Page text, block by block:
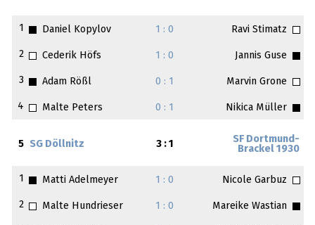
1 Daniel Kopylov 1 : 0 Ravi Stimatz
2 Cederik Höfs 1 : 0 Jannis Guse
3 Adam Rößl 0 : 1 Marvin Grone
4 Malte Peters 0 : 1 Nikica Müller
5 SG Döllnitz 3 : 1
SF Dortmund-
Brackel 1930
1 Matti Adelmeyer 1 : 0 Nicole Garbuz
2 Malte Hundrieser 1 : 0 Mareike Wastian